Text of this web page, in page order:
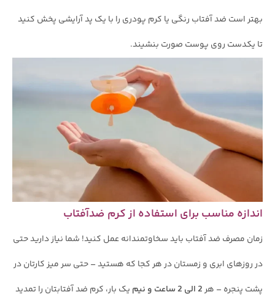
بهتر است ضد آفتاب رنگی یا کرم پودری را با یک پد آرایشی پخش کنید
تا یکدست روی پوست صورت بنشیند.
اندازه مناسب برای استفاده از کرم ضدآفتاب
زمان مصرف ضد آفتاب باید سخاوتمندانه عمل کنید! شما نیاز دارید حتی
در روزهای ابری و زمستان در هر کجا که هستید – حتی سر میز کارتان در
پشت پنجره – هر2 الی 2 ساعت و نیم
یک بار، کرم ضد آفتابتان را تمدید